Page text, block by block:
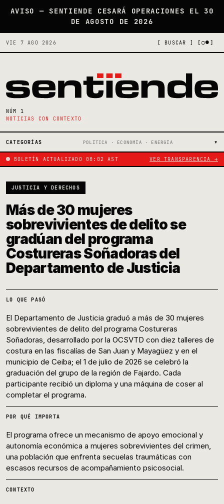
AVISO — SENTIENDE CESARÁ OPERACIONES EL 30
DE AGOSTO DE 2026
VIE 7 AGO 2026 [ BUSCAR ] [○●]
NÚM 1
NOTICIAS CON CONTEXTO
CATEGORÍAS POLÍTICA · ECONOMÍA · ENERGÍA
BOLETÍN ACTUALIZADO 08:02 AST VER TRANSPARENCIA →
JUSTICIA Y DERECHOS
Más de 30 mujeres
sobrevivientes de delito se
gradúan del programa
Costureras Soñadoras del
Departamento de Justicia
LO QUE PASÓ
El Departamento de Justicia graduó a más de 30 mujeres
sobrevivientes de delito del programa Costureras
Soñadoras, desarrollado por la OCSVTD con diez talleres de
costura en las fiscalías de San Juan y Mayagüez y en el
municipio de Ceiba; el 1 de julio de 2026 se celebró la
graduación del grupo de la región de Fajardo. Cada
participante recibió un diploma y una máquina de coser al
completar el programa.
POR QUÉ IMPORTA
El programa ofrece un mecanismo de apoyo emocional y
autonomía económica a mujeres sobrevivientes del crimen,
una población que enfrenta secuelas traumáticas con
escasos recursos de acompañamiento psicosocial.
CONTEXTO